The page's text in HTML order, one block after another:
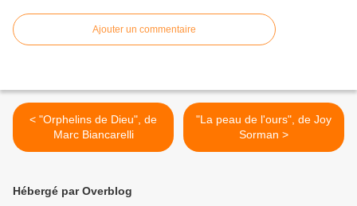
Ajouter un commentaire
< "Orphelins de Dieu", de
Marc Biancarelli
"La peau de l'ours", de Joy
Sorman >
Hébergé par Overblog